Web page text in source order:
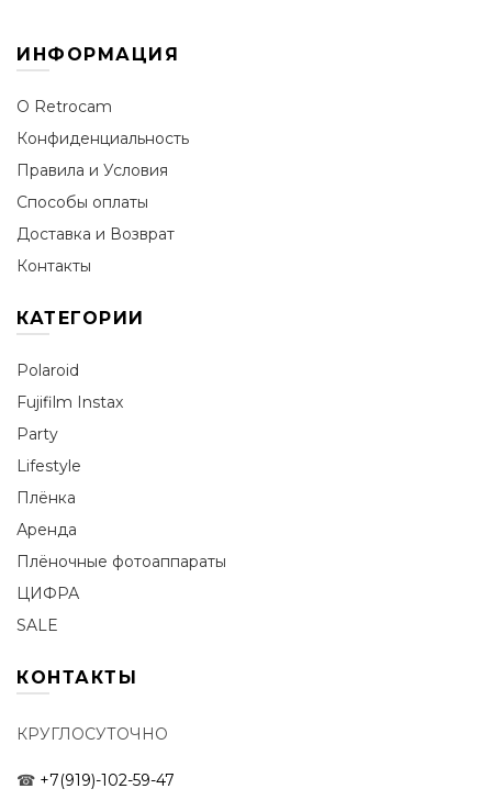
ИНФОРМАЦИЯ
О Retrocam
Конфиденциальность
Правила и Условия
Способы оплаты
Доставка и Возврат
Контакты
КАТЕГОРИИ
Polaroid
Fujifilm Instax
Party
Lifestyle
Плёнка
Аренда
Плёночные фотоаппараты
ЦИФРА
SALE
КОНТАКТЫ
КРУГЛОСУТОЧНО
☎ +7(919)-102-59-47